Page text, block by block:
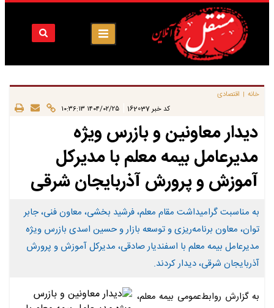
خانه | اقتصادی
کد خبر 162037 ۱۴۰۴/۰۲/۲۵ ۱۰:۳۶:۱۳
دیدار معاونین و بازرس ویژه
مدیرعامل بیمه معلم با مدیرکل
آموزش و پرورش آذربایجان شرقی
به مناسبت گرامیداشت مقام معلم، فرشید بخشی، معاون فنی، جابر
توان، معاون برنامه‌ریزی و توسعه بازار و حسین اسدی بازرس ویژه
مدیرعامل بیمه معلم با اسفندیار صادقی، مدیرکل آموزش و پرورش
آذربایجان شرقی، دیدار کردند.
به گزارش روابط‌عمومی بیمه معلم،